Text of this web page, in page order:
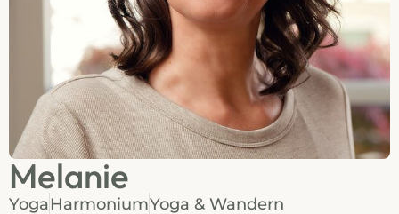
Melanie
YogaHarmoniumYoga & Wandern